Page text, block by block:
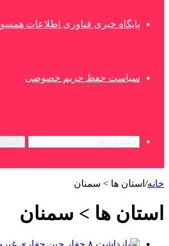
پایگاه خبری فناوری اطلاعات همسو
سیاست حفظ حریم خصوصی
خانه/ استان ها > سمنان
استان ها > سمنان